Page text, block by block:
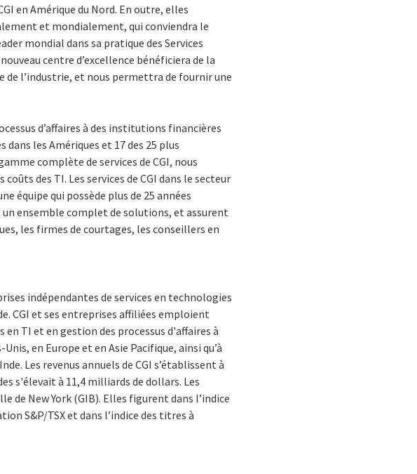
en Amérique du Nord. En outre, elles
et mondialement, qui conviendra le
mondial dans sa pratique des Services
centre d’excellence bénéficiera de la
l’industrie, et nous permettra de fournir une
d’affaires à des institutions financières
les Amériques et 17 des 25 plus
complète de services de CGI, nous
des TI. Les services de CGI dans le secteur
équipe qui possède plus de 25 années
ensemble complet de solutions, et assurent
les firmes de courtages, les conseillers en
indépendantes de services en technologies
CGI et ses entreprises affiliées emploient
TI et en gestion des processus d'affaires à
en Europe et en Asie Pacifique, ainsi qu’à
Les revenus annuels de CGI s’établissent à
s'élevait à 11,4 milliards de dollars. Les
de New York (GIB). Elles figurent dans l’indice
S&P/TSX et dans l’indice des titres à